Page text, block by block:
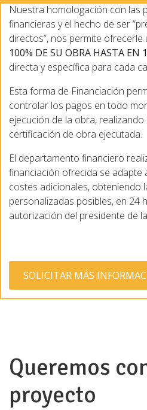
Nuestra homologación con las
financieras y el hecho de ser
directos”, nos permite ofrecerle
100% DE SU OBRA HASTA EN
directa y específica para cada
Esta forma de Financiación
controlar los pagos en todo
ejecución de la obra,
certificación de obra ejecutada.
El departamento financiero
financiación ofrecida se adapte
costes adicionales, obteniendo
personalizadas posibles, en 24
autorización del presidente de
SOLICITAR MÁS
Queremos
proyecto